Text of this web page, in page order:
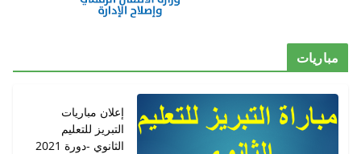
مباريات
إعلان مباريات
التبريز للتعليم
الثانوي -دورة 2021